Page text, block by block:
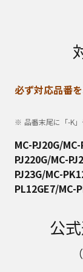
必ず対応品番
品番末尾に「-K
MC-PJ20G/
PJ220G/MC-
PJ23G/MC-
PL12GE7/MC-
公